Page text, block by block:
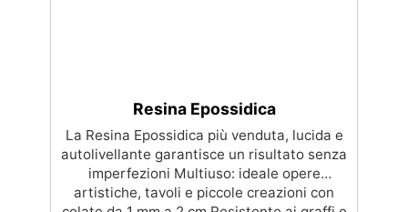
Resina Epossidica
La Resina Epossidica più venduta, lucida e
autolivellante garantisce un risultato senza
imperfezioni Multiuso: ideale opere
artistiche, tavoli e piccole creazioni con